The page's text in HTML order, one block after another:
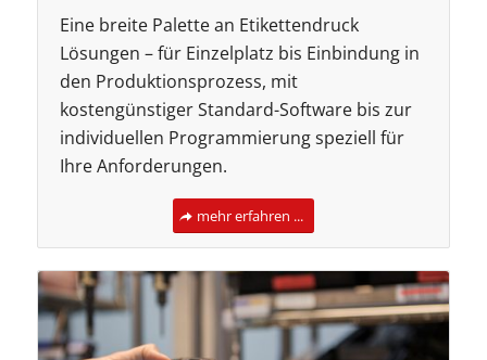
Eine breite Palette an Etikettendruck
Lösungen – für Einzelplatz bis Einbindung in
den Produktionsprozess, mit
kostengünstiger Standard-Software bis zur
individuellen Programmierung speziell für
Ihre Anforderungen.
mehr erfahren ...